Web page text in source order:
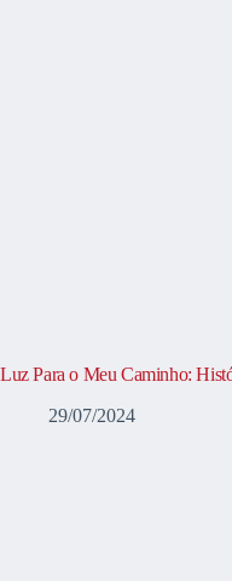
Luz Para o Meu Caminho:
29/07/2024